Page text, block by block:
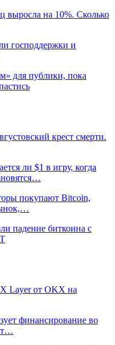
выросла на 10%. Сколько
господдержки и
для публики, пока
крест смерти.
ли $1 в игру, когда
покупают Bitcoin,
падение биткоина с
Layer от OKX на
финансирование во